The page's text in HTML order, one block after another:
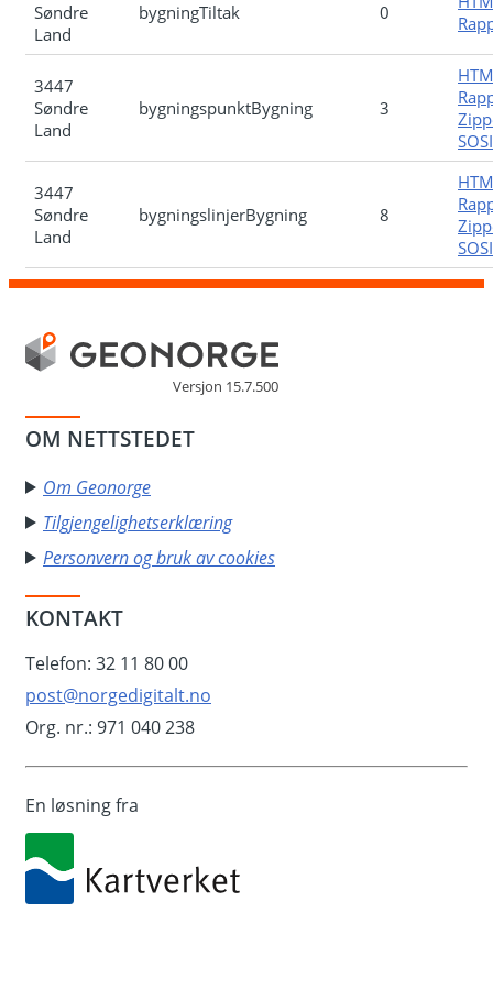
Søndre
Land
bygningTiltak 0
3447
Søndre
Land
bygningspunktBygning 3
3447
Søndre
Land
bygningslinjerBygning 8